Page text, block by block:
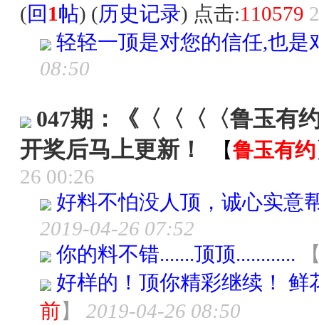
(回 1帖) (历史记录) 点击:110579
轻轻一顶是对您的信任,也
08:50
047期：《〈〈〈〈鲁玉有
开奖后马上更新！
【鲁玉有约
26 00:26
好料不怕没人顶，诚心实意
2019-04-26 07:52
你的料不错.......顶顶............
好样的！顶你精彩继续！ 鲜
前】 2019-04-26 08:50